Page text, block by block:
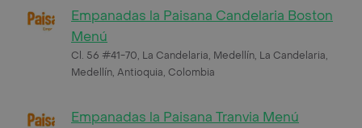
Empanadas la Paisana Candelaria Boston
Menú
Cl. 56 #41-70, La Candelaria, Medellín, La Candelaria,
Medellín, Antioquia, Colombia
Empanadas la Paisana Tranvia Menú